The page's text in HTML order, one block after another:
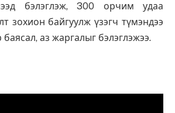
бэлэглэж, 300 орчим удаа
зохион байгуулж үзэгч түмэндээ
аз жаргалыг бэлэглэжээ.